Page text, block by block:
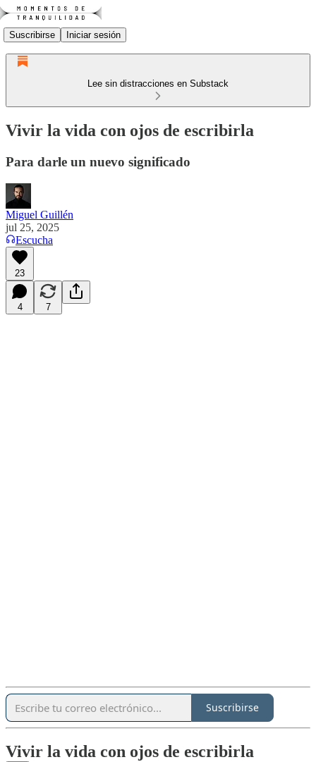
Suscribirse Iniciar sesión
Lee sin distracciones en Substack
Vivir la vida con ojos de escribirla
Para darle un nuevo significado
Miguel Guillén
jul 25, 2025
Escucha
23
4 7
Suscribirse
Vivir la vida con ojos de escribirla